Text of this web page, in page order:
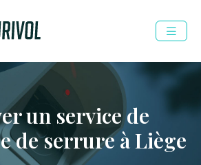
un service de
de serrure à Liège